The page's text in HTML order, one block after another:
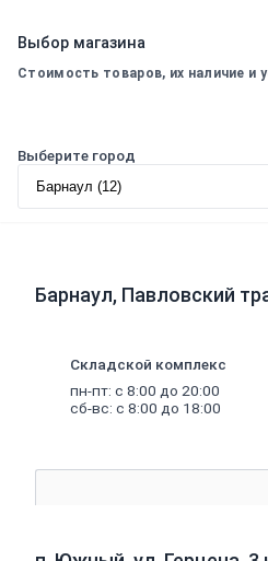
и
бань и саун
дерева
Грунты
Лаки
Лаки
Выбор магазина
Стоимость товаров, их наличие и
Выберите город
Барнаул, Павловский
Складской комплекс
пн-пт: с 8:00 до 20:00
сб-вс: с 8:00 до 18:00